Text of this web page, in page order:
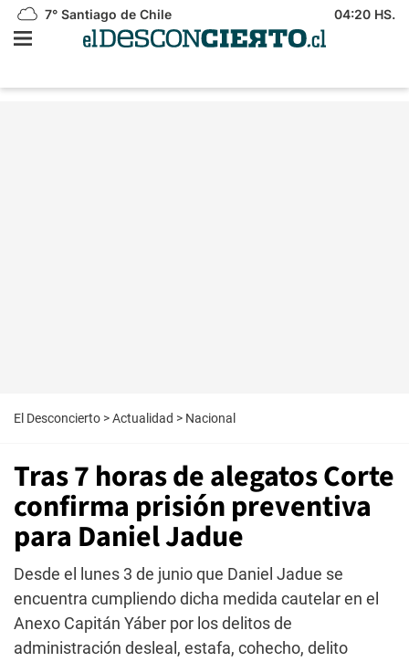
7° Santiago de Chile 04:20 HS.
El Desconcierto >Actualidad > Nacional
Tras 7 horas de alegatos Corte
confirma prisión preventiva
para Daniel Jadue
Desde el lunes 3 de junio que Daniel Jadue se
encuentra cumpliendo dicha medida cautelar en el
Anexo Capitán Yáber por los delitos de
administración desleal, estafa, cohecho, delito